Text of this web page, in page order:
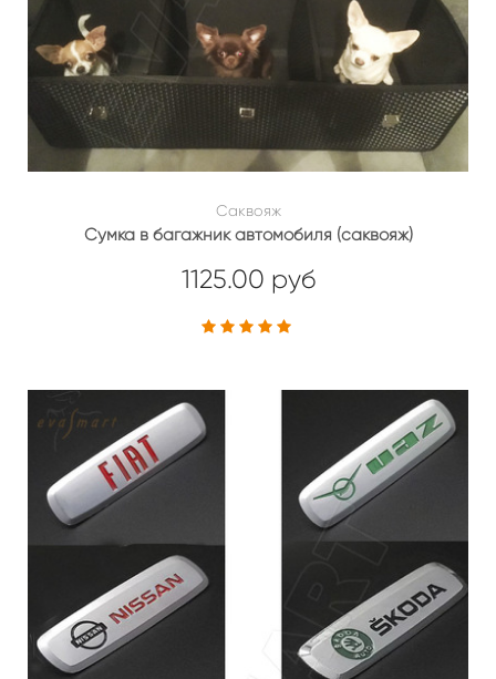
Саквояж
Сумка в багажник автомобиля (саквояж)
1125.00 руб